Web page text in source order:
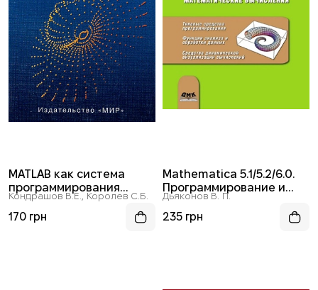
MATLAB как система
программирования
научно-технических
расчетов
Кондрашов В.Е., Королев С.Б.
170 грн
Mathematica 5.1/5.2/6.0.
Программирование и
математические
вычисления
Дьяконов В. П.
235 грн